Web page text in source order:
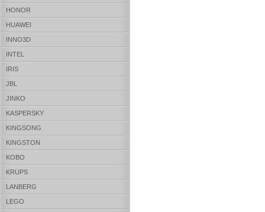
HONOR
HUAWEI
INNO3D
INTEL
IRIS
JBL
JINKO
KASPERSKY
KINGSONG
KINGSTON
KOBO
KRUPS
LANBERG
LEGO